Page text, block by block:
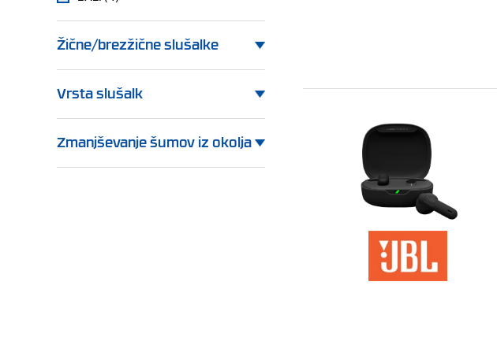
Žične/brezžične slušalke
Vrsta slušalk
Zmanjševanje šumov iz okolja